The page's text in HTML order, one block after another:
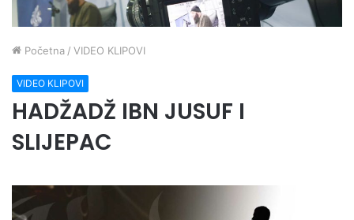
Početna / VIDEO KLIPOVI
VIDEO KLIPOVI
HADŽADŽ IBN JUSUF I
SLIJEPAC